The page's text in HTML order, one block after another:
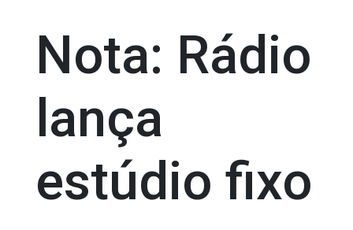
Nota: Rádio
lança
estúdio fixo